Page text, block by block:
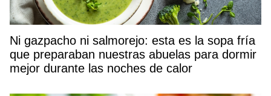
Ni gazpacho ni salmorejo: esta es la sopa fría
que preparaban nuestras abuelas para dormir
mejor durante las noches de calor